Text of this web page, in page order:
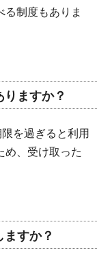
制度もありま
ますか？
を過ぎると利用
め、受け取った
すか？